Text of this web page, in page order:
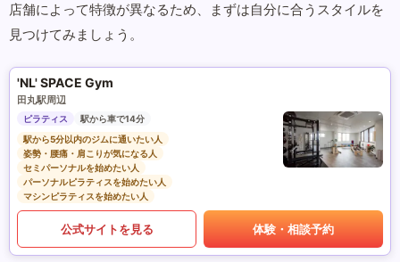
店舗によって特徴が異なるため、まずは自分に合うスタイルを
見つけてみましょう。
'NL' SPACE Gym
田丸駅周辺
ピラティス
駅から車で14分
駅から5分以内のジムに通いたい人
姿勢・腰痛・肩こりが気になる人
セミパーソナルを始めたい人
パーソナルピラティスを始めたい人
マシンピラティスを始めたい人
公式サイトを見る 体験・相談予約